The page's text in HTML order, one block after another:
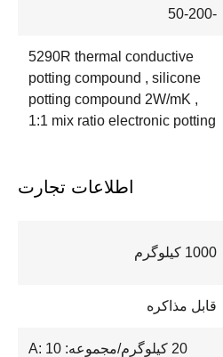
-50-200
5290R thermal conductive
potting compound , silicone
potting compound 2W/mK ,
1:1 mix ratio electronic potting
اطلاعات تجارت
1000 کیلوگرم
قابل مذاکره
20 کیلوگرم/مجموعه: A: 10